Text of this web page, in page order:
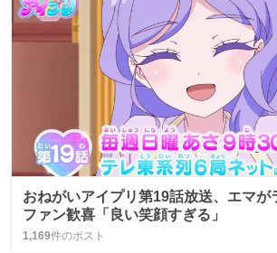
おねがいアイプリ第19話放送、エマが
ファン歓喜「良い笑顔すぎる」
1,169件のポスト